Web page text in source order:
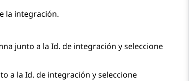
la integración.
junto a la Id. de integración y seleccione
a la Id. de integración y seleccione